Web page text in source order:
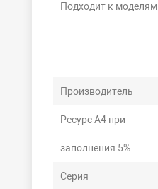
Подходит к моделям
Производитель
Ресурс А4 при
заполнения 5%
Серия